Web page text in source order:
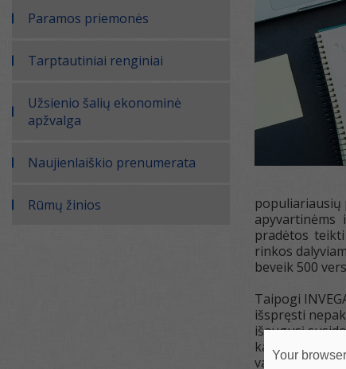
Paramos priemonės
Tarptautiniai renginiai
Užsienio šalių ekonominė
apžvalga
Naujienlaiškio prenumerata
Rūmų žinios
populiariausių
apyvartinėms
pradėtos
rinkos
beveik 500
Taipogi
išspręsti
išaugusį
kaip 28 mln.
vadovas.
Your